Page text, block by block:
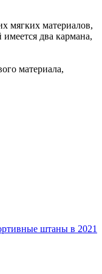
мягких материалов,
два кармана,
материала,
штаны в 2021